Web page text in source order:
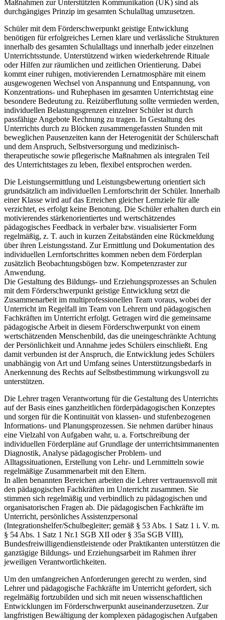
Maßnahmen zur Unterstützten Kommunikation (UK) sind als
durchgängiges Prinzip im gesamten Schulalltag umzusetzen.
Schüler mit dem Förderschwerpunkt geistige Entwicklung
benötigen für erfolgreiches Lernen klare und verlässliche Strukturen
innerhalb des gesamten Schulalltags und innerhalb jeder einzelnen
Unterrichtsstunde. Unterstützend wirken wiederkehrende Rituale
oder Hilfen zur räumlichen und zeitlichen Orientierung. Dabei
kommt einer ruhigen, motivierenden Lernatmosphäre mit einem
ausgewogenen Wechsel von Anspannung und Entspannung, von
Konzentrations- und Ruhephasen im gesamten Unterrichtstag eine
besondere Bedeutung zu. Reizüberflutung sollte vermieden werden,
individuellen Belastungsgrenzen einzelner Schüler ist durch
passfähige Angebote Rechnung zu tragen. In Gestaltung des
Unterrichts durch zu Blöcken zusammengefassten Stunden mit
beweglichen Pausenzeiten kann der Heterogenität der Schülerschaft
und dem Anspruch, Selbstversorgung und medizinisch-
therapeutische sowie pflegerische Maßnahmen als integralen Teil
des Unterrichtstages zu leben, flexibel entsprochen werden.
Die Leistungsermittlung und Leistungsbewertung orientiert sich
grundsätzlich am individuellen Lernfortschritt der Schüler. Innerhalb
einer Klasse wird auf das Erreichen gleicher Lernziele für alle
verzichtet, es erfolgt keine Benotung. Die Schüler erhalten durch ein
motivierendes stärkenorientiertes und wertschätzendes
pädagogisches Feedback in verbaler bzw. visualisierter Form
regelmäßig, z. T. auch in kurzen Zeitabständen eine Rückmeldung
über ihren Leistungsstand. Zur Ermittlung und Dokumentation des
individuellen Lernfortschrittes kommen neben dem Förderplan
zusätzlich Beobachtungsbögen bzw. Kompetenzraster zur
Anwendung.
Die Gestaltung des Bildungs- und Erziehungsprozesses an Schulen
mit dem Förderschwerpunkt geistige Entwicklung setzt die
Zusammenarbeit im multiprofessionellen Team voraus, wobei der
Unterricht im Regelfall im Team von Lehrern und pädagogischen
Fachkräften im Unterricht erfolgt. Getragen wird die gemeinsame
pädagogische Arbeit in diesem Förderschwerpunkt von einem
wertschätzenden Menschenbild, das die uneingeschränkte Achtung
der Persönlichkeit und Annahme jedes Schülers einschließt. Eng
damit verbunden ist der Anspruch, die Entwicklung jedes Schülers
unabhängig von Art und Umfang seines Unterstützungsbedarfs in
Anerkennung des Rechts auf Selbstbestimmung wirkungsvoll zu
unterstützen.
Die Lehrer tragen Verantwortung für die Gestaltung des Unterrichts
auf der Basis eines ganzheitlichen förderpädagogischen Konzeptes
und sorgen für die Kontinuität von klassen- und stufenbezogenen
Informations- und Planungsprozessen. Sie nehmen darüber hinaus
eine Vielzahl von Aufgaben wahr, u. a. Fortschreibung der
individuellen Förderpläne auf Grundlage der unterrichtsimmanenten
Diagnostik, Analyse pädagogischer Problem- und
Alltagssituationen, Erstellung von Lehr- und Lernmitteln sowie
regelmäßige Zusammenarbeit mit den Eltern.
In allen benannten Bereichen arbeiten die Lehrer vertrauensvoll mit
den pädagogischen Fachkräften im Unterricht zusammen. Sie
stimmen sich regelmäßig und verbindlich zu pädagogischen und
organisatorischen Fragen ab. Die pädagogischen Fachkräfte im
Unterricht, persönliches Assistenzpersonal
(Integrationshelfer/Schulbegleiter; gemäß § 53 Abs. 1 Satz 1 i. V. m.
§ 54 Abs. 1 Satz 1 Nr.1 SGB XII oder § 35a SGB VIII),
Bundesfreiwilligendienstleistende oder Praktikanten unterstützen die
ganztägige Bildungs- und Erziehungsarbeit im Rahmen ihrer
jeweiligen Verantwortlichkeiten.
Um den umfangreichen Anforderungen gerecht zu werden, sind
Lehrer und pädagogische Fachkräfte im Unterricht gefordert, sich
regelmäßig fortzubilden und sich mit neuen wissenschaftlichen
Entwicklungen im Förderschwerpunkt auseinanderzusetzen. Zur
langfristigen Bewältigung der komplexen pädagogischen Aufgaben